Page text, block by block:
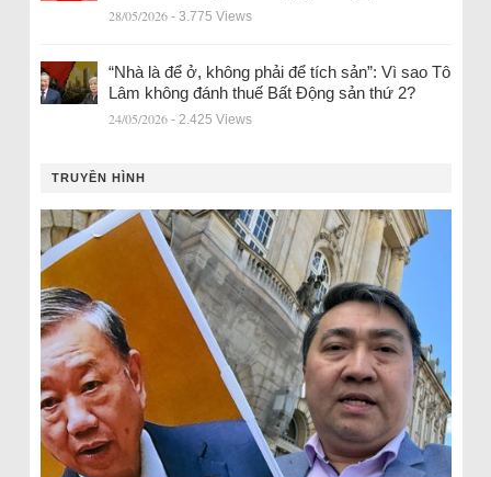
28/05/2026 - 3.775 Views
“Nhà là để ở, không phải để tích sản”: Vì sao Tô
Lâm không đánh thuế Bất Động sản thứ 2?
24/05/2026 - 2.425 Views
TRUYỀN HÌNH